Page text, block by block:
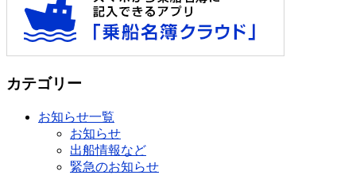
カテゴリー
お知らせ一覧
お知らせ
出船情報など
緊急のお知らせ